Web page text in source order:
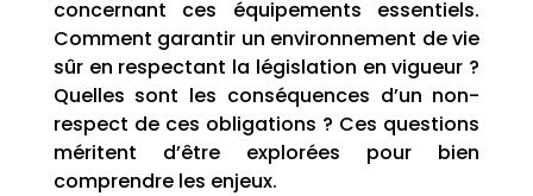
concernant ces équipements essentiels.
Comment garantir un environnement de vie
sûr en respectant la législation en vigueur ?
Quelles sont les conséquences d’un non-
respect de ces obligations ? Ces questions
méritent d’être explorées pour bien
comprendre les enjeux.